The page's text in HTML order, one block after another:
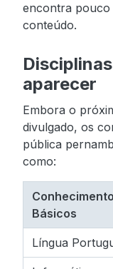
encontra
conteúdo.
aparecer
Embora o
divulgado, os
pública
como:
Básicos
Língua